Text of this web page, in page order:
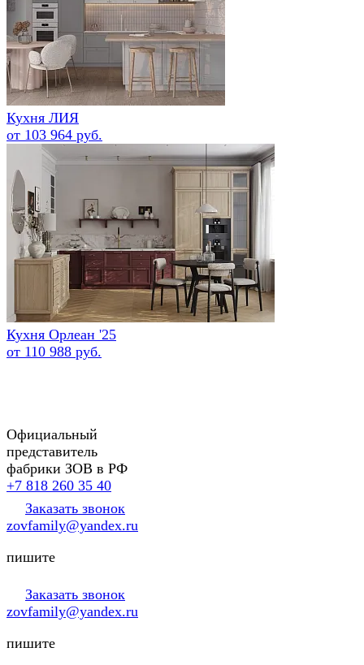
Кухня ЛИЯ
от 103 964 руб.
Кухня Орлеан '25
от 110 988 руб.
Официальный
представитель
фабрики ЗОВ в РФ
+7 818 260 35 40
Заказать звонок
zovfamily@yandex.ru
пишите
Заказать звонок
zovfamily@yandex.ru
пишите